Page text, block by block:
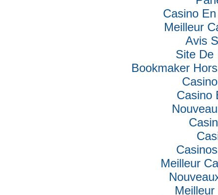
Casino
Meilleur
Avis
Site De
Bookmaker
Casino
Meilleur